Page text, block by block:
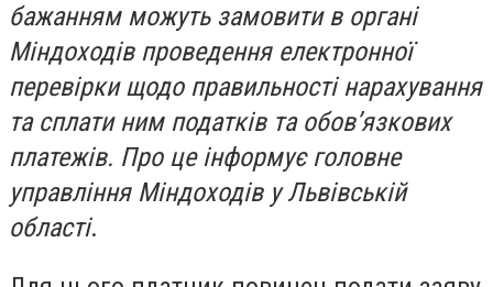
бажанням можуть замовити в органі
Міндоходів проведення електронної
перевірки щодо правильності нарахування
та сплати ним податків та обов’язкових
платежів. Про це інформує головне
управління Міндоходів у Львівській
області.